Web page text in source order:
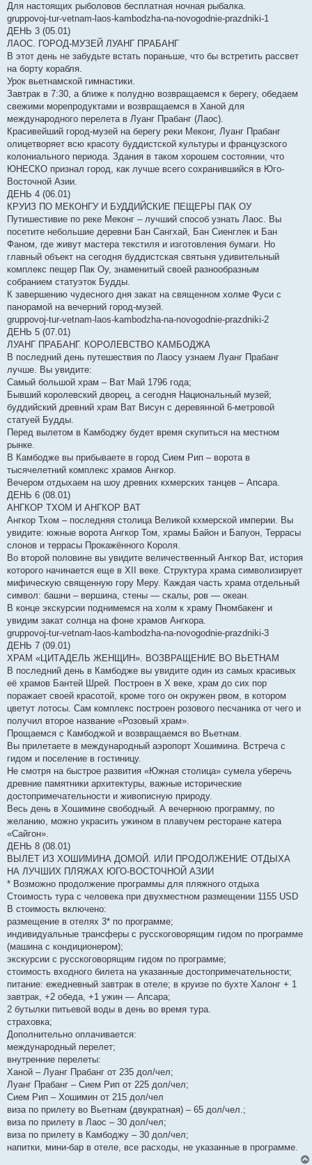
Для настоящих рыболовов бесплатная ночная рыбалка.
gruppovoj-tur-vetnam-laos-kambodzha-na-novogodnie-prazdniki-1
ДЕНЬ 3 (05.01)
ЛАОС. ГОРОД-МУЗЕЙ ЛУАНГ ПРАБАНГ
В этот день не забудьте встать пораньше, что бы встретить рассвет
на борту корабля.
Урок вьетнамской гимнастики.
Завтрак в 7:30, а ближе к полудню возвращаемся к берегу, обедаем
свежими морепродуктами и возвращаемся в Ханой для
международного перелета в Луанг Прабанг (Лаос).
Красивейший город-музей на берегу реки Меконг, Луанг Прабанг
олицетворяет всю красоту буддистской культуры и французского
колониального периода. Здания в таком хорошем состоянии, что
ЮНЕСКО признал город, как лучше всего сохранившийся в Юго-
Восточной Азии.
ДЕНЬ 4 (06.01)
КРУИЗ ПО МЕКОНГУ И БУДДИЙСКИЕ ПЕЩЕРЫ ПАК ОУ
Путишестивие по реке Меконг – лучший способ узнать Лаос. Вы
посетите небольшие деревни Бан Сангхай, Бан Сиенглек и Бан
Фаном, где живут мастера текстиля и изготовления бумаги. Но
главный объект на сегодня буддистская святыня удивительный
комплекс пещер Пак Оу, знаменитый своей разнообразным
собранием статуэток Будды.
К завершению чудесного дня закат на священном холме Фуси с
панорамой на вечерний город-музей.
gruppovoj-tur-vetnam-laos-kambodzha-na-novogodnie-prazdniki-2
ДЕНЬ 5 (07.01)
ЛУАНГ ПРАБАНГ. КОРОЛЕВСТВО КАМБОДЖА
В последний день путешествия по Лаосу узнаем Луанг Прабанг
лучше. Вы увидите:
Самый большой храм – Ват Май 1796 года;
Бывший королевский дворец, а сегодня Национальный музей;
буддийский древний храм Ват Висун с деревянной 6-метровой
статуей Будды.
Перед вылетом в Камбоджу будет время скупиться на местном
рынке.
В Камбодже вы прибываете в город Сием Рип – ворота в
тысячелетний комплекс храмов Ангкор.
Вечером отдыхаем на шоу древних кхмерских танцев – Апсара.
ДЕНЬ 6 (08.01)
АНГКОР ТХОМ И АНГКОР ВАТ
Ангкор Тхом – последняя столица Великой кхмерской империи. Вы
увидите: южные ворота Ангкор Том, храмы Байон и Бапуон, Террасы
слонов и террасы Прокажённого Короля.
Во второй половине вы увидите величественный Ангкор Ват, история
которого начинается еще в XII веке. Структура храма символизирует
мифическую священную гору Меру. Каждая часть храма отдельный
символ: башни – вершина, стены — скалы, ров — океан.
В конце экскурсии поднимемся на холм к храму Пномбакенг и
увидим закат солнца на фоне храмов Ангкора.
gruppovoj-tur-vetnam-laos-kambodzha-na-novogodnie-prazdniki-3
ДЕНЬ 7 (09.01)
ХРАМ «ЦИТАДЕЛЬ ЖЕНЩИН». ВОЗВРАЩЕНИЕ ВО ВЬЕТНАМ
В последний день в Камбодже вы увидите один из самых красивых
её храмов Бантей Шрей. Построен в X веке, храм до сих пор
поражает своей красотой, кроме того он окружен рвом, в котором
цветут лотосы. Сам комплекс построен розового песчаника от чего и
получил второе название «Розовый храм».
Прощаемся с Камбоджой и возвращаемся во Вьетнам.
Вы прилетаете в международный аэропорт Хошимина. Встреча с
гидом и поселение в гостиницу.
Не смотря на быстрое развития «Южная столица» сумела уберечь
древние памятники архитектуры, важные исторические
достопримечательности и живописную природу.
Весь день в Хошимине свободный. А вечернюю программу, по
желанию, можно украсить ужином в плавучем ресторане катера
«Сайгон».
ДЕНЬ 8 (08.01)
ВЫЛЕТ ИЗ ХОШИМИНА ДОМОЙ. ИЛИ ПРОДОЛЖЕНИЕ ОТДЫХА
НА ЛУЧШИХ ПЛЯЖАХ ЮГО-ВОСТОЧНОЙ АЗИИ
* Возможно продолжение программы для пляжного отдыха
Стоимость тура с человека при двухместном размещении 1155 USD
В стоимость включено:
размещение в отелях 3* по программе;
индивидуальные трансферы с русскоговорящим гидом по программе
(машина с кондиционером);
экскурсии с русскоговорящим гидом по программе;
стоимость входного билета на указанные достопримечательности;
питание: ежедневный завтрак в отеле; в круизе по бухте Халонг + 1
завтрак, +2 обеда, +1 ужин — Апсара;
2 бутылки питьевой воды в день во время тура.
страховка;
Дополнительно оплачивается:
международный перелет;
внутренние перелеты:
Ханой – Луанг Прабанг от 235 дол/чел;
Луанг Прабанг – Сием Рип от 225 дол/чел;
Сием Рип – Хошимин от 215 дол/чел
виза по прилету во Вьетнам (двукратная) – 65 дол/чел.;
виза по прилету в Лаос – 30 дол/чел;
виза по прилету в Камбоджу – 30 дол/чел;
напитки, мини-бар в отеле, все расходы, не указанные в программе.